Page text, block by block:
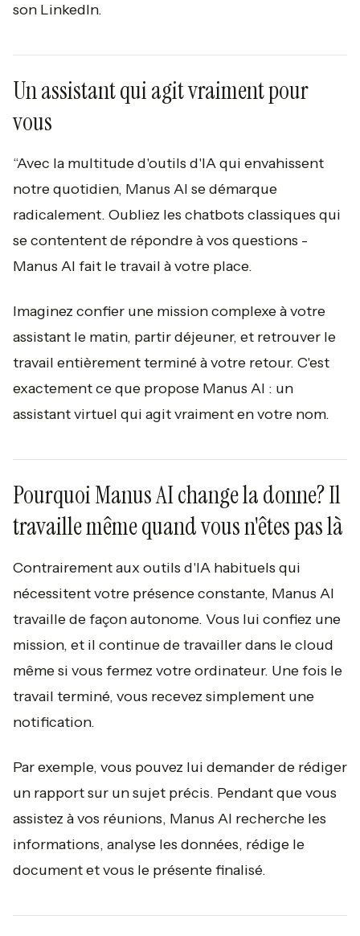
son LinkedIn.
Un assistant qui agit vraiment pour
vous
“Avec la multitude d'outils d'IA qui envahissent
notre quotidien, Manus AI se démarque
radicalement. Oubliez les chatbots classiques qui
se contentent de répondre à vos questions -
Manus AI fait le travail à votre place.
Imaginez confier une mission complexe à votre
assistant le matin, partir déjeuner, et retrouver le
travail entièrement terminé à votre retour. C'est
exactement ce que propose Manus AI : un
assistant virtuel qui agit vraiment en votre nom.
Pourquoi Manus AI change la donne? Il
travaille même quand vous n'êtes pas là
Contrairement aux outils d'IA habituels qui
nécessitent votre présence constante, Manus AI
travaille de façon autonome. Vous lui confiez une
mission, et il continue de travailler dans le cloud
même si vous fermez votre ordinateur. Une fois le
travail terminé, vous recevez simplement une
notification.
Par exemple, vous pouvez lui demander de rédiger
un rapport sur un sujet précis. Pendant que vous
assistez à vos réunions, Manus AI recherche les
informations, analyse les données, rédige le
document et vous le présente finalisé.